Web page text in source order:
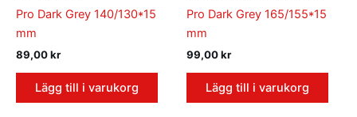
Pro Dark Grey 140/130*15
mm
89,00kr
Lägg till i varukorg
Pro Dark Grey 165/155*15
mm
99,00kr
Lägg till i varukorg